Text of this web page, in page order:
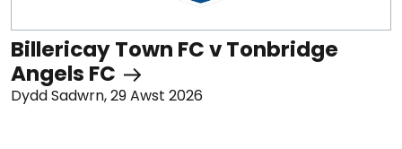
Billericay Town FC v Tonbridge
Angels FC
Dydd Sadwrn, 29 Awst 2026